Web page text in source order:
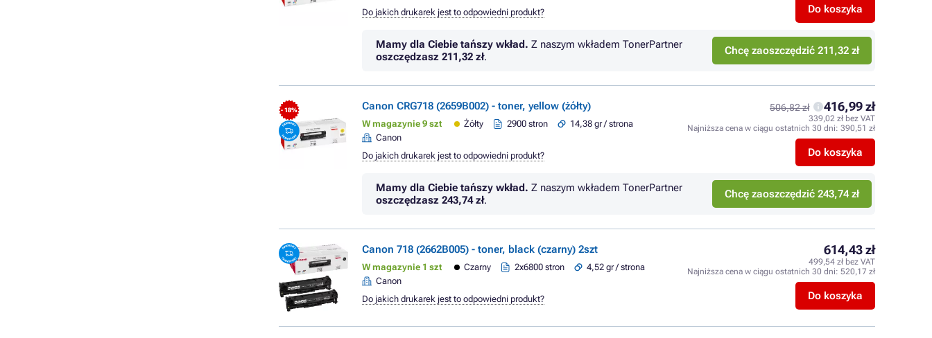
Do koszyka
Do jakich drukarek jest to odpowiedni produkt?
Mamy dla Ciebie tańszy wkład. Z naszym wkładem TonerPartner
oszczędzasz 211,32 zł. Chcę zaoszczędzić 211,32 zł
- 18% Canon CRG718 (2659B002) - toner, yellow (żółty)
W magazynie 9 szt Żółty 2900 stron
14,38 gr / strona
Canon
506,82 zł 416,99 zł
339,02 zł bez VAT
Najniższa cena w ciągu ostatnich 30 dni: 390,51 zł
Do koszyka
Do jakich drukarek jest to odpowiedni produkt?
Mamy dla Ciebie tańszy wkład. Z naszym wkładem TonerPartner
oszczędzasz 243,74 zł. Chcę zaoszczędzić 243,74 zł
Canon 718 (2662B005) - toner, black (czarny) 2szt
W magazynie 1 szt Czarny 2x6800 stron
4,52 gr / strona
Canon
614,43 zł
499,54 zł bez VAT
Najniższa cena w ciągu ostatnich 30 dni: 520,17 zł
Do koszyka
Do jakich drukarek jest to odpowiedni produkt?